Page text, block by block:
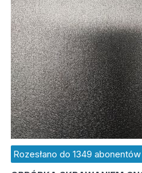
Rozesłano do 1349 abonentów